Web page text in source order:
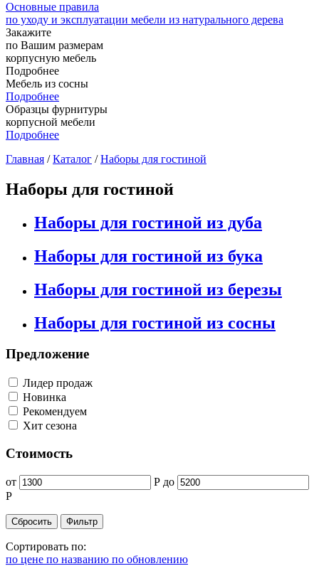
Основные правила
по уходу и эксплуатации мебели из натурального дерева
Закажите
по Вашим размерам
корпусную мебель
Подробнее
Мебель из сосны
Подробнее
Образцы фурнитуры
корпусной мебели
Подробнее
Главная /Каталог /Наборы для гостиной
Наборы для гостиной
Наборы для гостиной из дуба
Наборы для гостиной из бука
Наборы для гостиной из березы
Наборы для гостиной из сосны
Предложение
Лидер продаж
Новинка
Рекомендуем
Хит сезона
Стоимость
от Р до
Р
Сортировать по:
по цене по названию по обновлению